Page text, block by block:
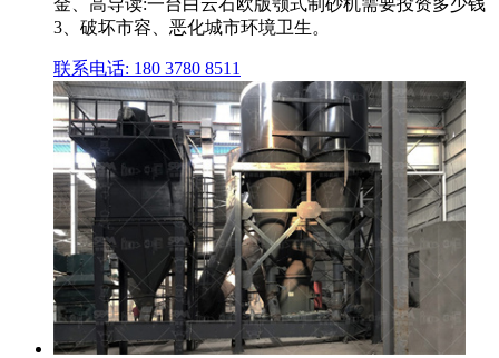
金、高导读:一台白云石欧版颚式制砂机需要投资多少钱
3、破坏市容、恶化城市环境卫生。
联系电话: 180 3780 8511